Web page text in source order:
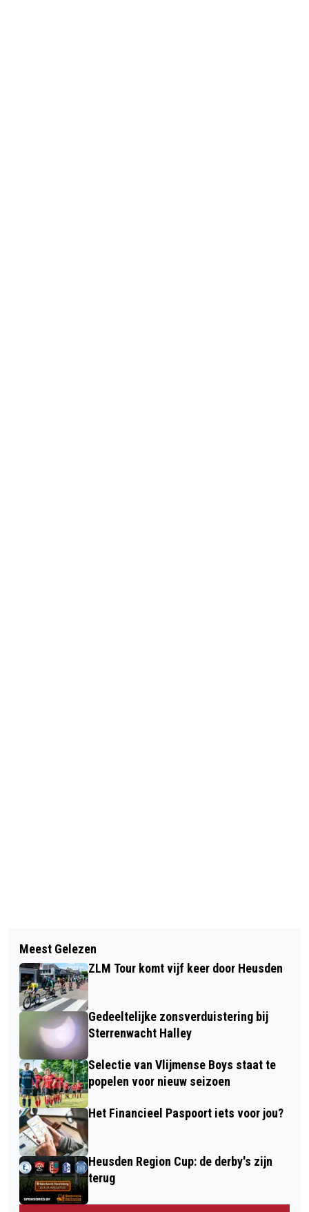
MARIE VAN DE MIDDELHAAI: ’T
RÉGET
HEUSDEN VOORUIT!’ -
COALITIEPROGRAMMA 2026-2030
Meest Gelezen
ZLM Tour komt vijf keer door Heusden
Gedeeltelijke zonsverduistering bij
Sterrenwacht Halley
Selectie van Vlijmense Boys staat te
popelen voor nieuw seizoen
Het Financieel Paspoort iets voor jou?
Heusden Region Cup: de derby's zijn
terug